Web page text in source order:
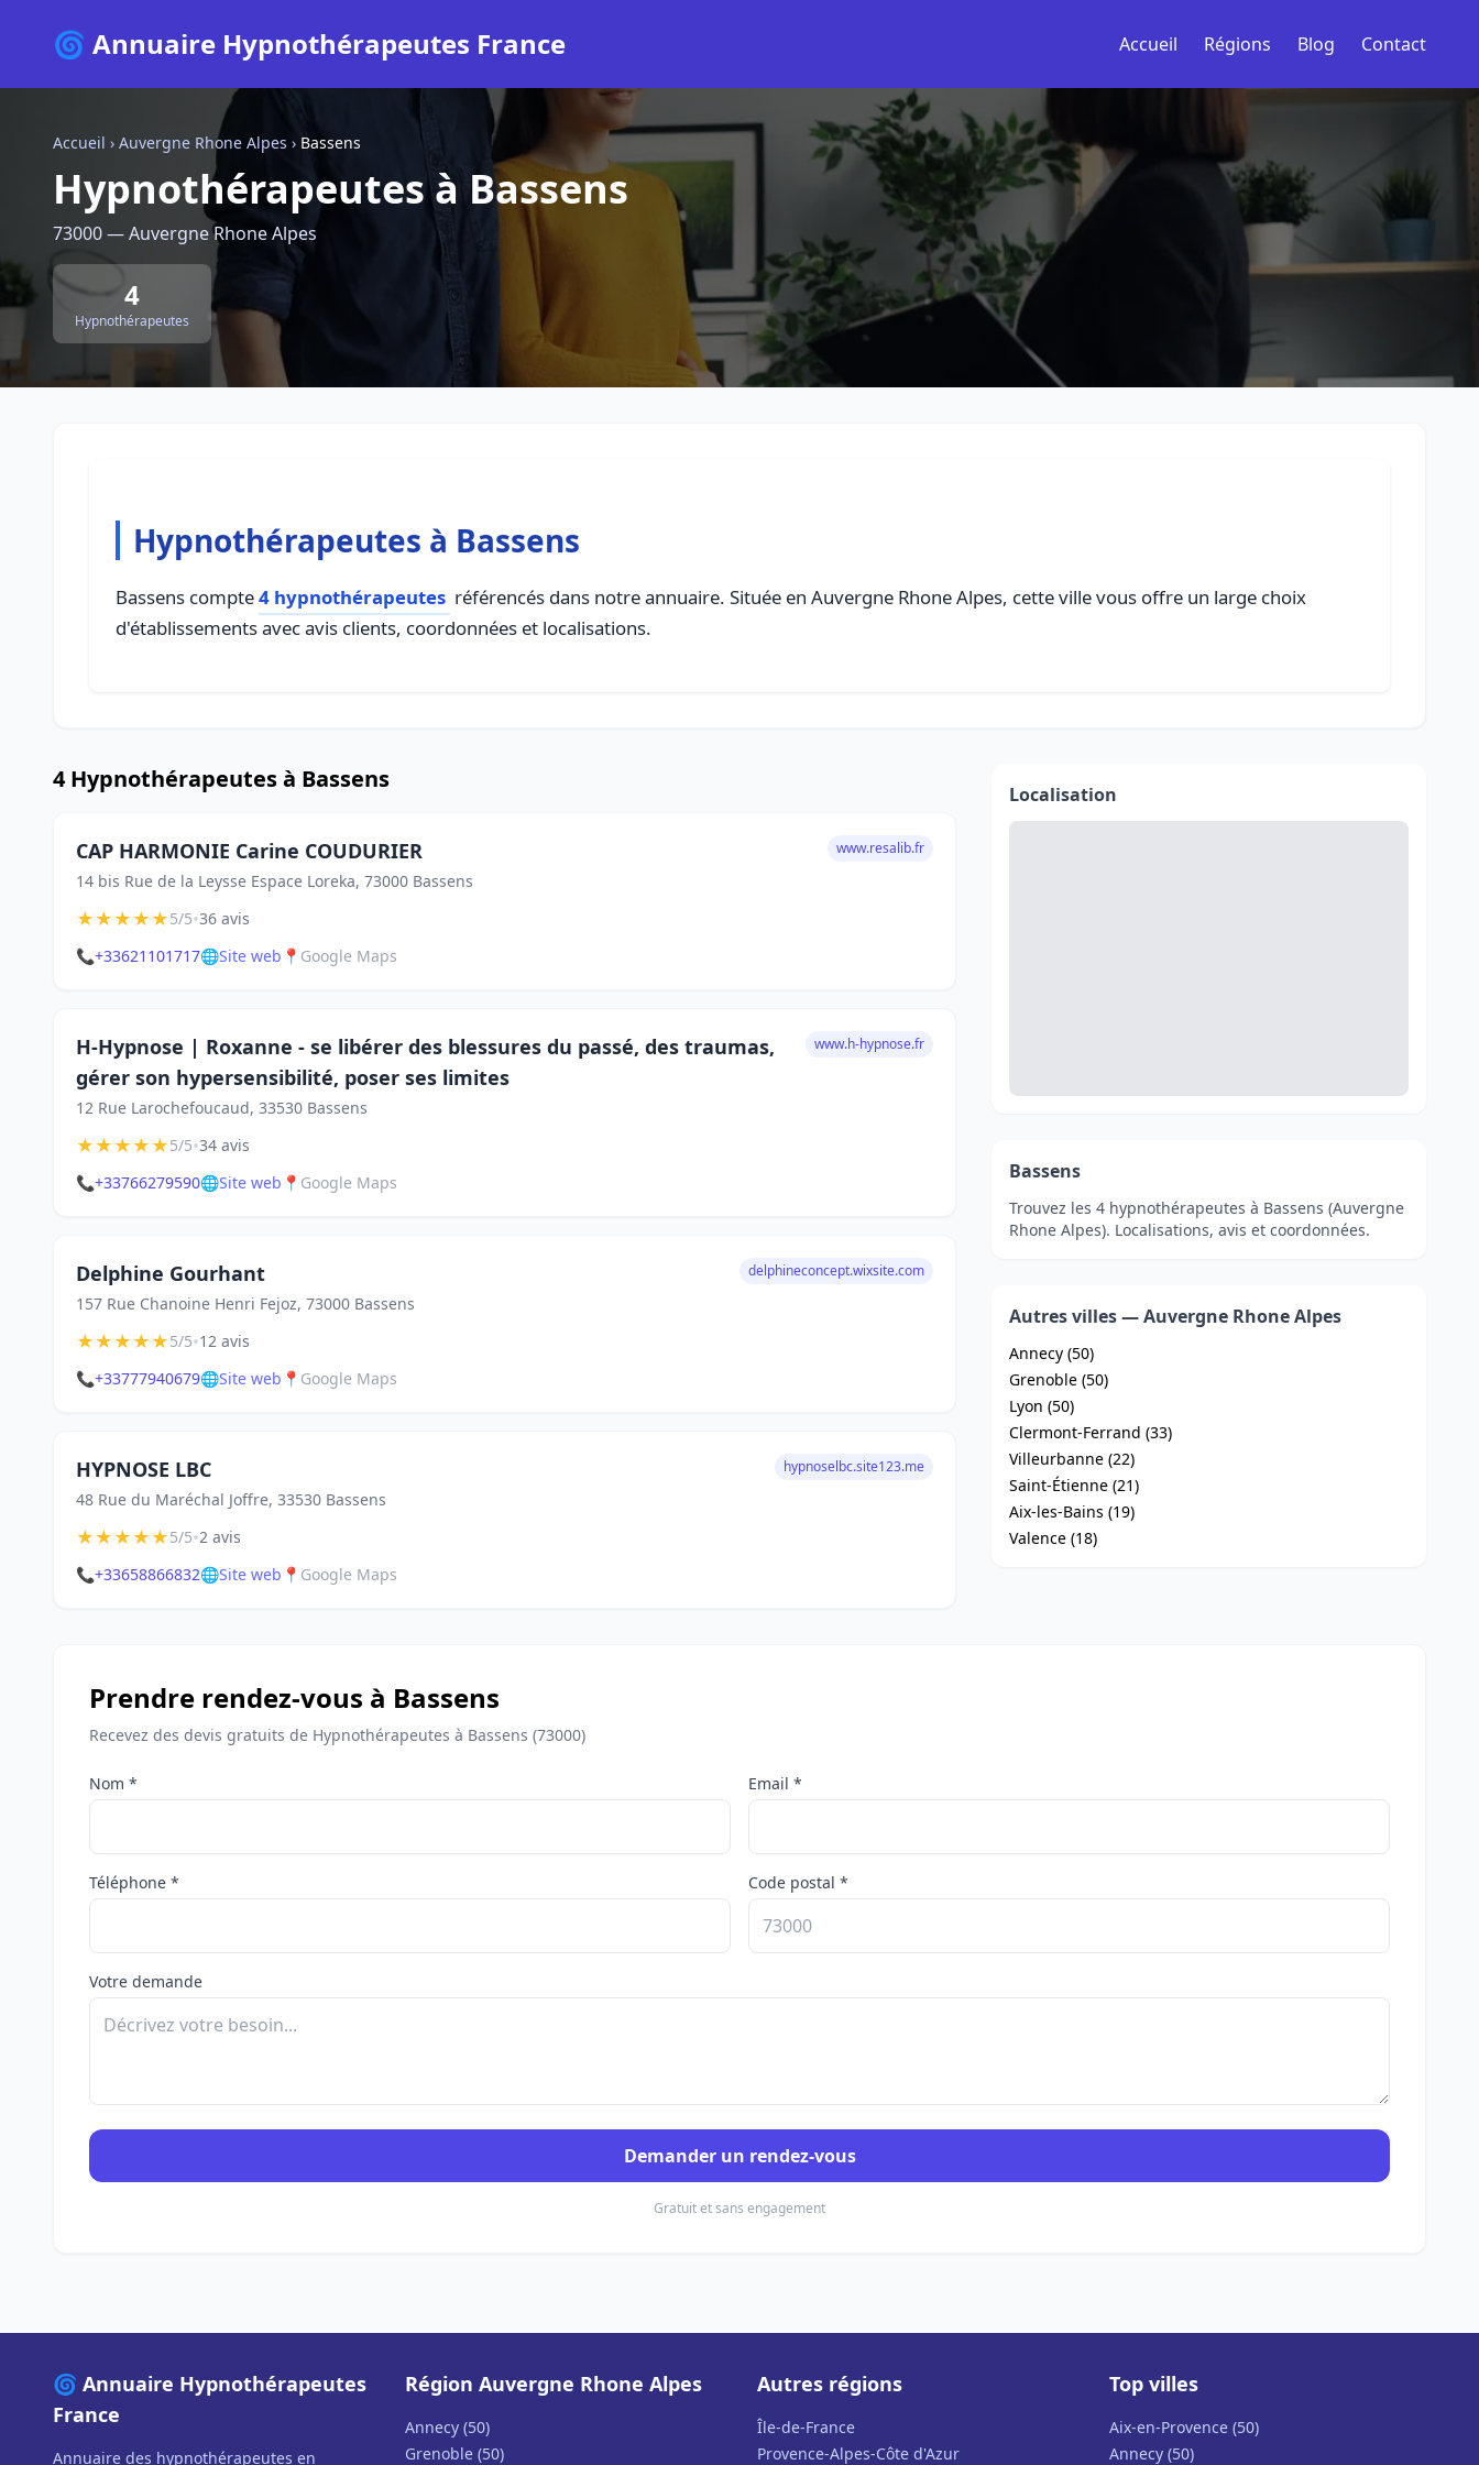
🌀 Annuaire Hypnothérapeutes France Accueil Régions Blog Contact
Accueil › Auvergne Rhone Alpes › Bassens
Hypnothérapeutes à Bassens
73000 — Auvergne Rhone Alpes
4
Hypnothérapeutes
Hypnothérapeutes à Bassens
Bassens compte4 hypnothérapeutes référencés dans notre annuaire. Située en Auvergne Rhone Alpes, cette ville vous offre un large choix
d'établissements avec avis clients, coordonnées et localisations.
4 Hypnothérapeutes à Bassens
CAP HARMONIE Carine COUDURIER
14 bis Rue de la Leysse Espace Loreka, 73000 Bassens
www.resalib.fr
★★★★★5/5•36 avis
📞+33621101717🌐Site web 📍 Google Maps
H-Hypnose | Roxanne - se libérer des blessures du passé, des traumas,
gérer son hypersensibilité, poser ses limites
12 Rue Larochefoucaud, 33530 Bassens
www.h-hypnose.fr
★★★★★5/5•34 avis
📞+33766279590🌐Site web 📍 Google Maps
Delphine Gourhant
157 Rue Chanoine Henri Fejoz, 73000 Bassens
delphineconcept.wixsite.com
★★★★★5/5•12 avis
📞+33777940679🌐Site web 📍 Google Maps
HYPNOSE LBC
48 Rue du Maréchal Joffre, 33530 Bassens
hypnoselbc.site123.me
★★★★★5/5•2 avis
📞+33658866832🌐Site web 📍 Google Maps
Localisation
Bassens
Trouvez les 4 hypnothérapeutes à Bassens (Auvergne
Rhone Alpes). Localisations, avis et coordonnées.
Autres villes — Auvergne Rhone Alpes
Annecy (50)
Grenoble (50)
Lyon (50)
Clermont-Ferrand (33)
Villeurbanne (22)
Saint-Étienne (21)
Aix-les-Bains (19)
Valence (18)
Prendre rendez-vous à Bassens
Recevez des devis gratuits de Hypnothérapeutes à Bassens (73000)
Nom * Email *
Téléphone * Code postal *
Votre demande
Demander un rendez-vous
Gratuit et sans engagement
🌀 Annuaire Hypnothérapeutes
France
Annuaire des hypnothérapeutes en
Région Auvergne Rhone Alpes
Annecy (50)
Grenoble (50)
Autres régions
Île-de-France
Provence-Alpes-Côte d'Azur
Top villes
Aix-en-Provence (50)
Annecy (50)